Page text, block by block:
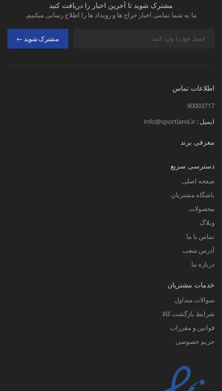
مشترک شوید تا آخرین اخبار را دریافت کنید
ما به شما تمامی اخبار حراج ها و رویداد ها را اطلاع رسانی میکنیم.
مشترک شوید
اطلاعات تماس
90003717
ایمیل : info@sportland.ir
معرفی برند
دسترسی سریع
صفحه اصلی
باشگاه مشتریان
محصولات
وبلاگ
تماس با ما
آدرس شعب
درباره ما
خدمات مشتریان
سوالات متداول
شرایط بازگشت کالا
قوانین و مقررات
حریم خصوصی